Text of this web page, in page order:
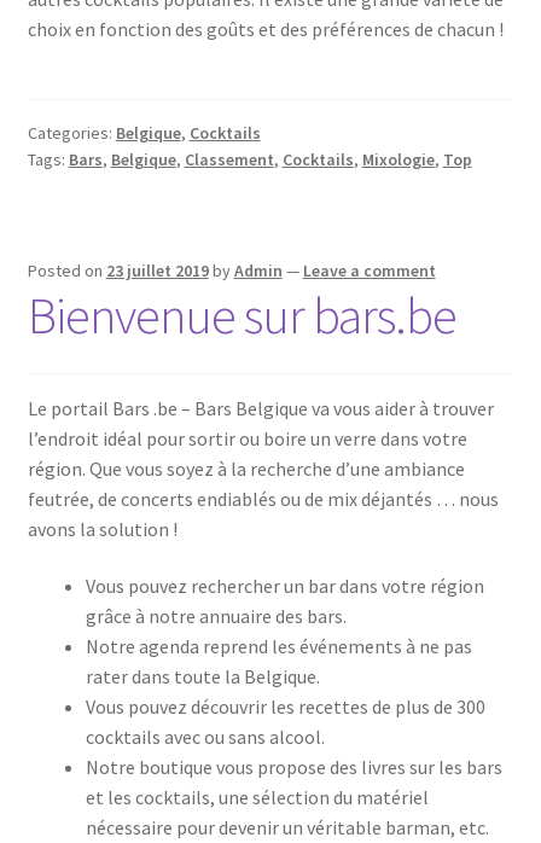
choix en fonction des goûts et des préférences de chacun !
Categories: Belgique, Cocktails
Tags: Bars, Belgique, Classement, Cocktails, Mixologie, Top
Posted on 23 juillet 2019byAdmin — Leave a comment
Bienvenue sur bars.be
Le portail Bars .be – Bars Belgique va vous aider à trouver
l’endroit idéal pour sortir ou boire un verre dans votre
région. Que vous soyez à la recherche d’une ambiance
feutrée, de concerts endiablés ou de mix déjantés … nous
avons la solution !
Vous pouvez rechercher un bar dans votre région
grâce à notre annuaire des bars.
Notre agenda reprend les événements à ne pas
rater dans toute la Belgique.
Vous pouvez découvrir les recettes de plus de 300
cocktails avec ou sans alcool.
Notre boutique vous propose des livres sur les bars
et les cocktails, une sélection du matériel
nécessaire pour devenir un véritable barman, etc.